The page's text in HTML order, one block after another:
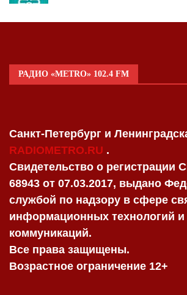
РАДИО «METRO» 102.4 FM
Санкт-Петербург и
RADIOMETRO.RU .
Свидетельство о регистрации
68943 от 07.03.2017, выдано
службой по надзору в сфере
информационных технологий
коммуникаций.
Все права защищены.
Возрастное ограничение 12+